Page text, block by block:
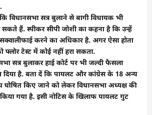
विधानसभा सत्र बुलाने से बागी विधायक भी
हैं. स्पीकर सीपी जोशी का कहना है कि उन्हें
करने का अधिकार है. अगर ऐसा होता
फ्लोर टेस्ट में कोई नहीं हरा सकता.
सत्र बुलाकर हाई कोर्ट पर भी जल्दी फैसला
दिया है. बता दें कि पायलट और कांग्रेस के 18 अन्य
घोषित किए जाने को लेकर विधानसभा अध्यक्ष की
गया है. इसी नोटिस के खिलाफ पायलट गुट